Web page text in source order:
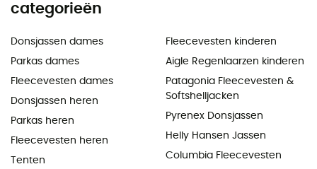
categorieën
Donsjassen dames
Parkas dames
Fleecevesten dames
Donsjassen heren
Parkas heren
Fleecevesten heren
Tenten
Fleecevesten kinderen
Aigle Regenlaarzen kinderen
Patagonia Fleecevesten &
Softshelljacken
Pyrenex Donsjassen
Helly Hansen Jassen
Columbia Fleecevesten